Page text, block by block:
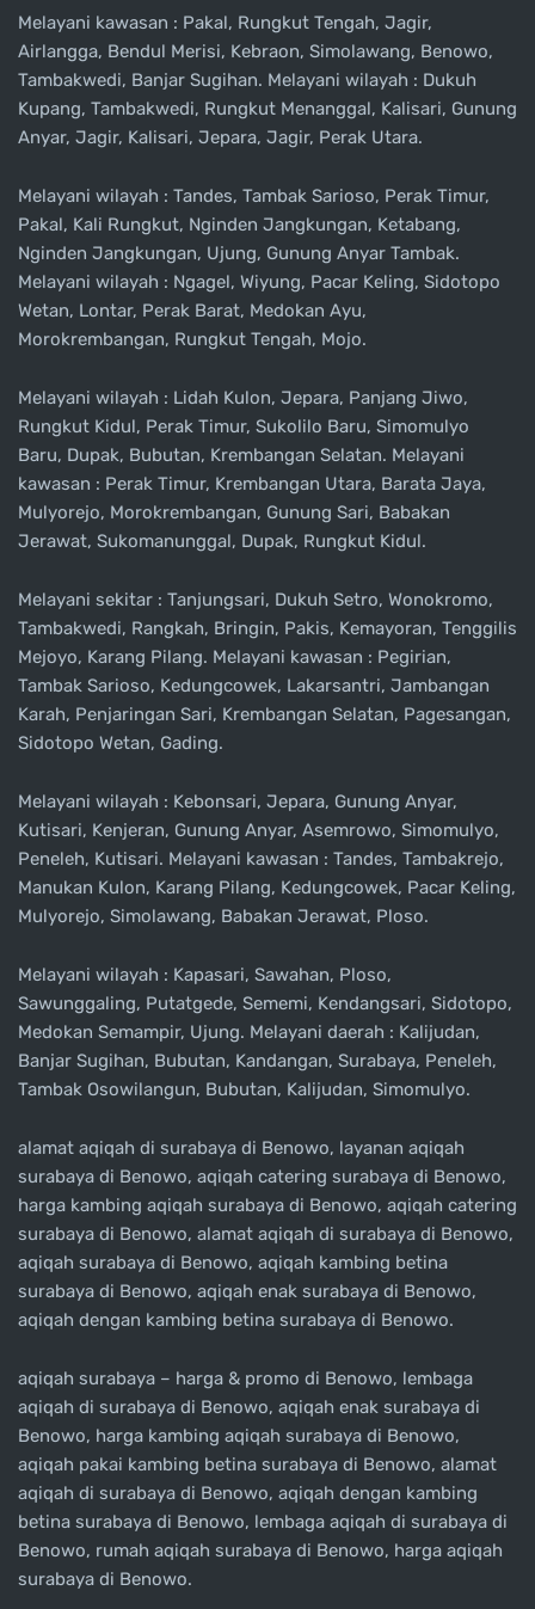
Melayani kawasan : Pakal, Rungkut Tengah, Jagir,
Airlangga, Bendul Merisi, Kebraon, Simolawang, Benowo,
Tambakwedi, Banjar Sugihan. Melayani wilayah : Dukuh
Kupang, Tambakwedi, Rungkut Menanggal, Kalisari, Gunung
Anyar, Jagir, Kalisari, Jepara, Jagir, Perak Utara.
Melayani wilayah : Tandes, Tambak Sarioso, Perak Timur,
Pakal, Kali Rungkut, Nginden Jangkungan, Ketabang,
Nginden Jangkungan, Ujung, Gunung Anyar Tambak.
Melayani wilayah : Ngagel, Wiyung, Pacar Keling, Sidotopo
Wetan, Lontar, Perak Barat, Medokan Ayu,
Morokrembangan, Rungkut Tengah, Mojo.
Melayani wilayah : Lidah Kulon, Jepara, Panjang Jiwo,
Rungkut Kidul, Perak Timur, Sukolilo Baru, Simomulyo
Baru, Dupak, Bubutan, Krembangan Selatan. Melayani
kawasan : Perak Timur, Krembangan Utara, Barata Jaya,
Mulyorejo, Morokrembangan, Gunung Sari, Babakan
Jerawat, Sukomanunggal, Dupak, Rungkut Kidul.
Melayani sekitar : Tanjungsari, Dukuh Setro, Wonokromo,
Tambakwedi, Rangkah, Bringin, Pakis, Kemayoran, Tenggilis
Mejoyo, Karang Pilang. Melayani kawasan : Pegirian,
Tambak Sarioso, Kedungcowek, Lakarsantri, Jambangan
Karah, Penjaringan Sari, Krembangan Selatan, Pagesangan,
Sidotopo Wetan, Gading.
Melayani wilayah : Kebonsari, Jepara, Gunung Anyar,
Kutisari, Kenjeran, Gunung Anyar, Asemrowo, Simomulyo,
Peneleh, Kutisari. Melayani kawasan : Tandes, Tambakrejo,
Manukan Kulon, Karang Pilang, Kedungcowek, Pacar Keling,
Mulyorejo, Simolawang, Babakan Jerawat, Ploso.
Melayani wilayah : Kapasari, Sawahan, Ploso,
Sawunggaling, Putatgede, Sememi, Kendangsari, Sidotopo,
Medokan Semampir, Ujung. Melayani daerah : Kalijudan,
Banjar Sugihan, Bubutan, Kandangan, Surabaya, Peneleh,
Tambak Osowilangun, Bubutan, Kalijudan, Simomulyo.
alamat aqiqah di surabaya di Benowo, layanan aqiqah
surabaya di Benowo, aqiqah catering surabaya di Benowo,
harga kambing aqiqah surabaya di Benowo, aqiqah catering
surabaya di Benowo, alamat aqiqah di surabaya di Benowo,
aqiqah surabaya di Benowo, aqiqah kambing betina
surabaya di Benowo, aqiqah enak surabaya di Benowo,
aqiqah dengan kambing betina surabaya di Benowo.
aqiqah surabaya – harga & promo di Benowo, lembaga
aqiqah di surabaya di Benowo, aqiqah enak surabaya di
Benowo, harga kambing aqiqah surabaya di Benowo,
aqiqah pakai kambing betina surabaya di Benowo, alamat
aqiqah di surabaya di Benowo, aqiqah dengan kambing
betina surabaya di Benowo, lembaga aqiqah di surabaya di
Benowo, rumah aqiqah surabaya di Benowo, harga aqiqah
surabaya di Benowo.